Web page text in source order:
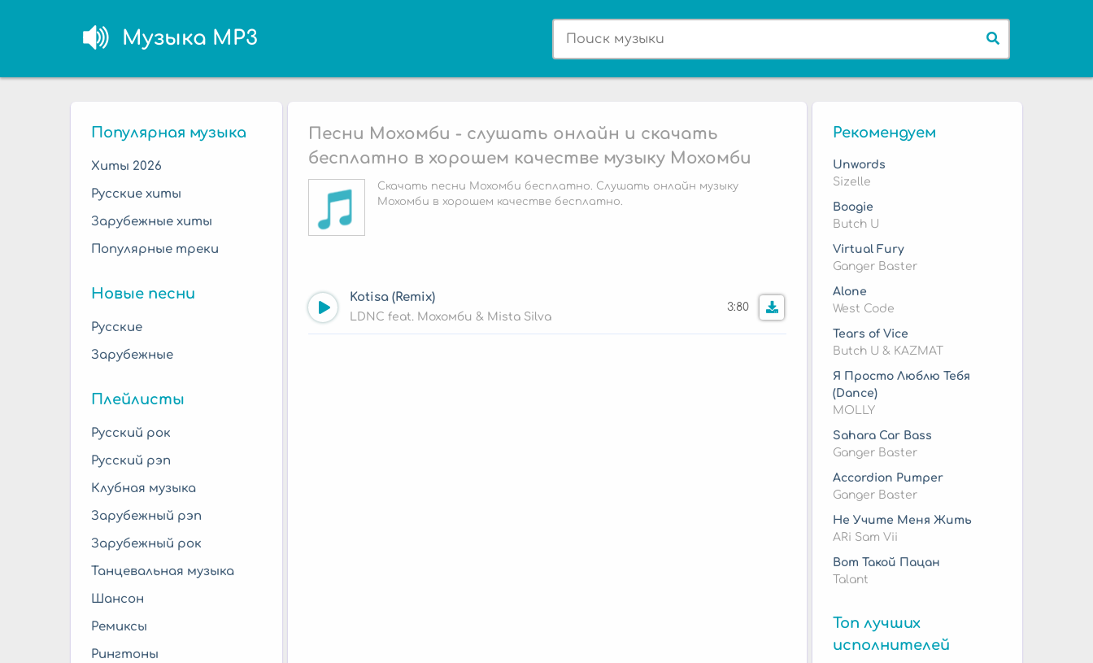
Музыка MP3
Популярная музыка
Хиты 2026
Русские хиты
Зарубежные хиты
Популярные треки
Новые песни
Русские
Зарубежные
Плейлисты
Русский рок
Русский рэп
Клубная музыка
Зарубежный рэп
Зарубежный рок
Танцевальная музыка
Шансон
Ремиксы
Рингтоны
Песни Мохомби - слушать онлайн и скачать
бесплатно в хорошем качестве музыку Мохомби
Скачать песни Мохомби бесплатно. Слушать онлайн музыку
Мохомби в хорошем качестве бесплатно.
Kotisa (Remix)
LDNC feat. Мохомби & Mista Silva
3:80
Рекомендуем
Unwords
Sizelle
Boogie
Butch U
Virtual Fury
Ganger Baster
Alone
West Code
Tears of Vice
Butch U & KAZMAT
Я Просто Люблю Тебя
(Dance)
MOLLY
Sahara Car Bass
Ganger Baster
Accordion Pumper
Ganger Baster
Не Учите Меня Жить
ARi Sam Vii
Вот Такой Пацан
Talant
Топ лучших
исполнителей